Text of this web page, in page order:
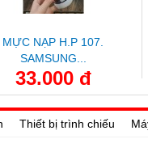
MỰC NẠP H.P 107.
SAMSUNG...
33.000 đ
Thiết bị trình chiếu